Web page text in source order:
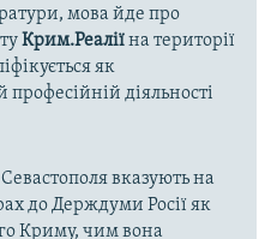
мова йде про
Крим.Реаліїна території
як
діяльності
вказують на
до Держдуми Росії як
Криму, чим вона